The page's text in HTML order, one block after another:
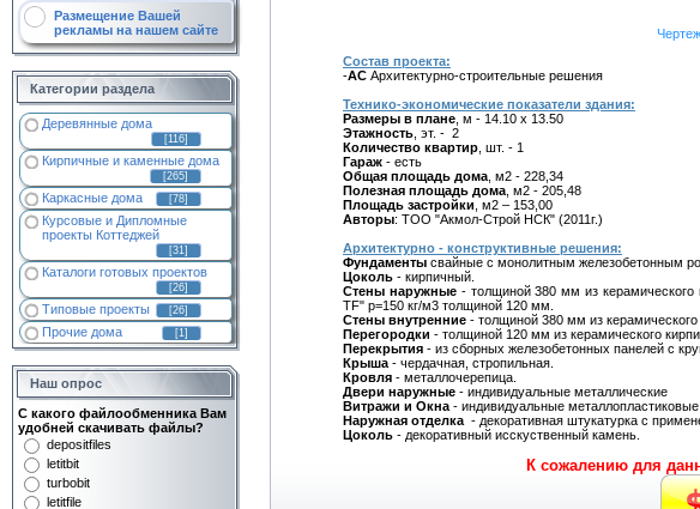
Размещение Вашей
рекламы на нашем сайте
Категории раздела
Деревянные дома
[116]
Кирпичные и каменные дома
[265]
Каркасные дома [78]
Курсовые и Дипломные
проекты Коттеджей
[31]
Каталоги готовых проектов
[26]
Типовые проекты [26]
Прочие дома [1]
Наш опрос
С какого файлообменника Вам
удобней скачивать файлы?
depositfiles
letitbit
turbobit
letitfile
Состав проекта:
-АС Архитектурно-строительные решения
Технико-экономические показатели здания:
Размеры в плане , м - 14.10 х 13.50
Этажность , эт. - 2
Количество квартир , шт. - 1
Гараж - есть
Общая площадь дома , м2 - 228,34
Полезная площадь дома , м2 - 205,48
Площадь застройки , м2 – 153,00
Авторы: ТОО "Акмол-Строй НСК" (2011г.)
Архитектурно - конструктивные решения:
Фундаменты свайные с монолитным железобетонным
Цоколь - кирпичный.
Стены наружные- толщиной 380 мм из керамического
TF" р=150 кг/м3 толщиной 120 мм.
Стены внутренние - толщиной 380 мм из
Перегородки - толщиной 120 мм из керамического
Перекрытия - из сборных железобетонных панелей с
Крыша - чердачная, стропильная.
Кровля - металлочерепица.
Двери наружные - индивидуальные металлические
Витражи и Окна - индивидуальные
Наружная отделка - декоративная штукатурка с
Цоколь - декоративный исскуственный камень.
К сожалению для